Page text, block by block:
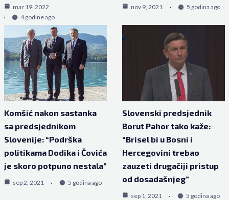
mar 19, 2022
4 godine ago
nov 9, 2021 5 godina ago
Komšić nakon sastanka
sa predsjednikom
Slovenije: “Podrška
politikama Dodika i Čovića
je skoro potpuno nestala”
sep 2, 2021 5 godina ago
Slovenski predsjednik
Borut Pahor tako kaže:
“Brisel bi u Bosni i
Hercegovini trebao
zauzeti drugačiji pristup
od dosadašnjeg”
sep 1, 2021 5 godina ago